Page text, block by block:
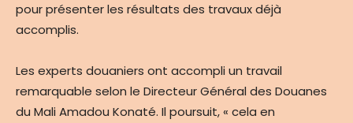
pour présenter les résultats des travaux déjà
accomplis.
Les experts douaniers ont accompli un travail
remarquable selon le Directeur Général des Douanes
du Mali Amadou Konaté. Il poursuit, « cela en